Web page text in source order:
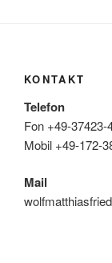
KONTAKT
Telefon
Fon +49-37423-
Mobil +49-172-
Mail